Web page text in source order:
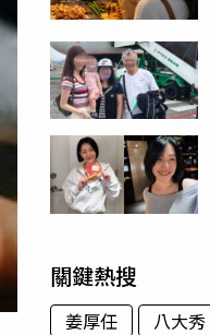
關鍵熱搜
姜厚任 八大秀